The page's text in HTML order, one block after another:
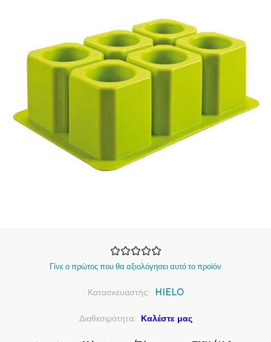
Γίνε ο πρώτος που θα αξιολόγησει αυτό το προϊόν
Κατασκευαστής: HIELO
Διαθεσιμότητα: Καλέστε μας